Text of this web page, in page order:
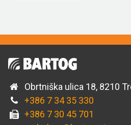
Obrtniška ulica 18, 8210
+386 7 34 35 330
+386 7 30 45 701